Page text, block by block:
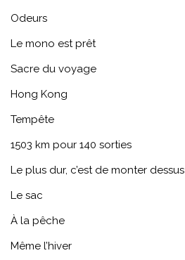
Odeurs
Le mono est prêt
Sacre du voyage
Hong Kong
Tempête
1503 km pour 140 sorties
Le plus dur, c’est de monter dessus
Le sac
À la pêche
Même l’hiver